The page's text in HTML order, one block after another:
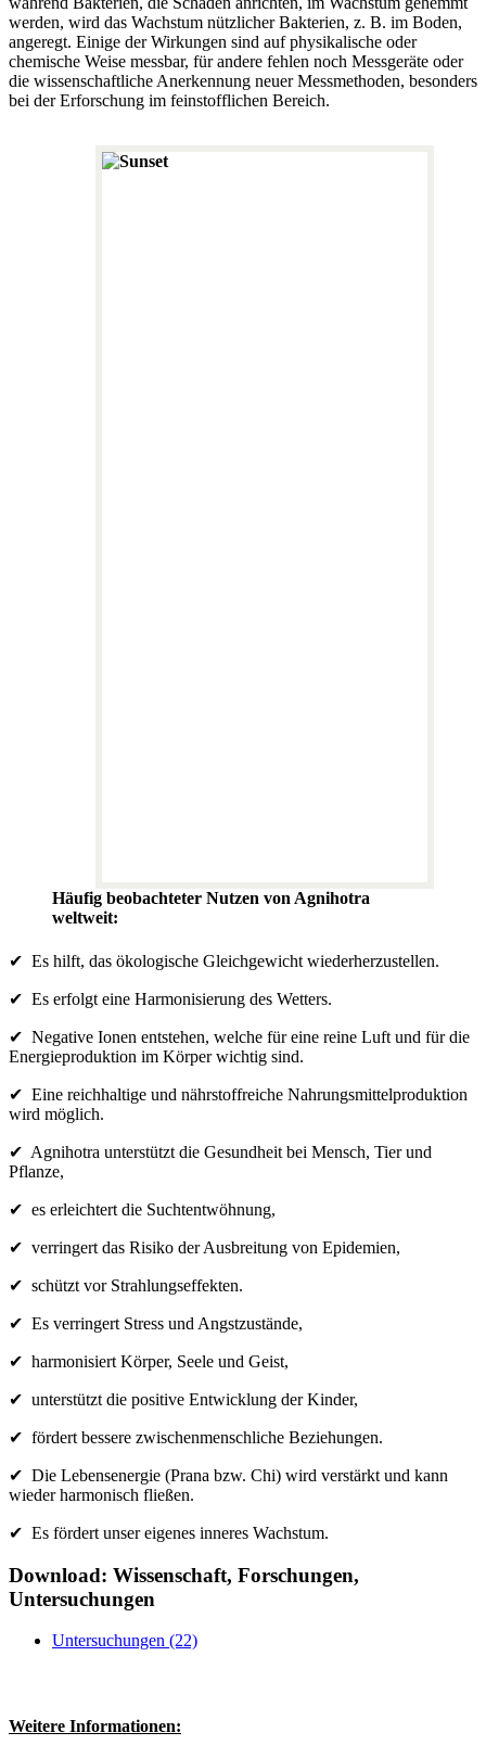
werden, wird das Wachstum nützlicher Bakterien, z. B. im Boden,
angeregt. Einige der Wirkungen sind auf physikalische oder
chemische Weise messbar, für andere fehlen noch Messgeräte oder
die wissenschaftliche Anerkennung neuer Messmethoden, besonders
bei der Erforschung im feinstofflichen Bereich.
Häufig beobachteter Nutzen von Agnihotra
weltweit:
✔ Es hilft, das ökologische Gleichgewicht wiederherzustellen.
✔ Es erfolgt eine Harmonisierung des Wetters.
✔ Negative Ionen entstehen, welche für eine reine Luft und für die
Energieproduktion im Körper wichtig sind.
✔ Eine reichhaltige und nährstoffreiche Nahrungsmittelproduktion
wird möglich.
✔ Agnihotra unterstützt die Gesundheit bei Mensch, Tier und
Pflanze,
✔ es erleichtert die Suchtentwöhnung,
✔ verringert das Risiko der Ausbreitung von Epidemien,
✔ schützt vor Strahlungseffekten.
✔ Es verringert Stress und Angstzustände,
✔ harmonisiert Körper, Seele und Geist,
✔ unterstützt die positive Entwicklung der Kinder,
✔ fördert bessere zwischenmenschliche Beziehungen.
✔ Die Lebensenergie (Prana bzw. Chi) wird verstärkt und kann
wieder harmonisch fließen.
✔ Es fördert unser eigenes inneres Wachstum.
Download: Wissenschaft, Forschungen,
Untersuchungen
Untersuchungen (22)
Weitere Informationen: